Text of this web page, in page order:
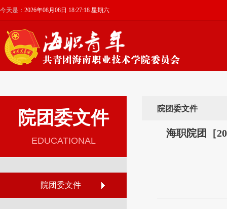
今天是： 2026年08月08日 18:27:18 星期六
院团委文件
EDUCATIONAL
院团委文件
院团委文件
海职院团［